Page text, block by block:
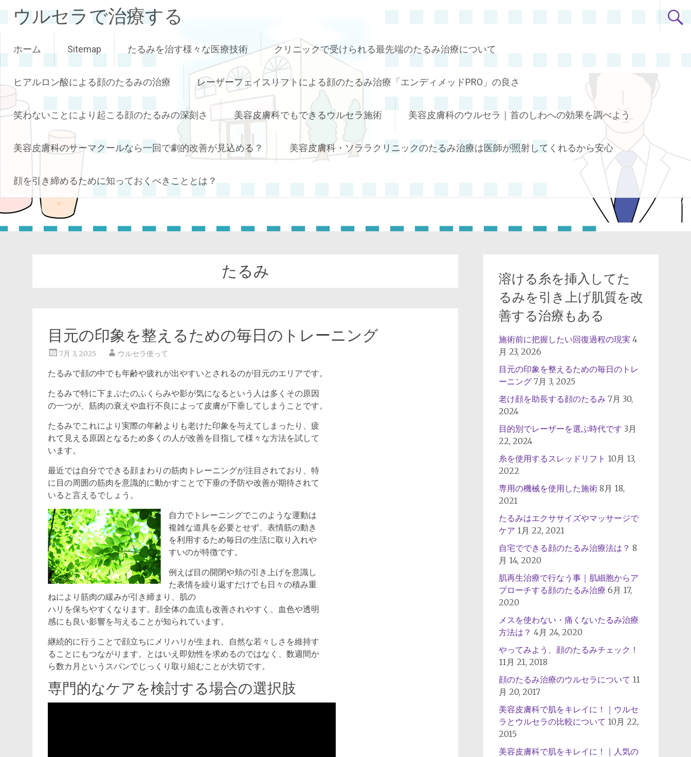
テ
プ
ウルセラで治療する
ホーム Sitemap たるみを治す様々な医療技術 クリニックで受けられる最先端のたるみ治療について
ヒアルロン酸による顔のたるみの治療 レーザーフェイスリフトによる顔のたるみ治療「エンディメッドPRO」の良さ
笑わないことにより起こる顔のたるみの深刻さ 美容皮膚科でもできるウルセラ施術 美容皮膚科のウルセラ｜首のしわへの効果を調べよう
美容皮膚科のサーマクールなら一回で劇的改善が見込める？ 美容皮膚科・ソララクリニックのたるみ治療は医師が照射してくれるから安心
顔を引き締めるために知っておくべきこととは？
たるみ
目元の印象を整えるための毎日のトレーニング
7月 3, 2025 ウルセラ使って
たるみで顔の中でも年齢や疲れが出やすいとされるのが目元のエリアです。
たるみで特に下まぶたのふくらみや影が気になるという人は多くその原因
の一つが、筋肉の衰えや血行不良によって皮膚が下垂してしまうことです。
たるみでこれにより実際の年齢よりも老けた印象を与えてしまったり、疲
れて見える原因となるため多くの人が改善を目指して様々な方法を試して
います。
最近では自分でできる顔まわりの筋肉トレーニングが注目されており、特
に目の周囲の筋肉を意識的に動かすことで下垂の予防や改善が期待されて
いると言えるでしょう。
自力でトレーニングでこのような運動は
複雑な道具を必要とせず、表情筋の動き
を利用するため毎日の生活に取り入れや
すいのが特徴です。
例えば目の開閉や頬の引き上げを意識し
た表情を繰り返すだけでも日々の積み重
ねにより筋肉の緩みが引き締まり、肌の
ハリを保ちやすくなります。顔全体の血流も改善されやすく、血色や透明
感にも良い影響を与えることが知られています。
継続的に行うことで顔立ちにメリハリが生まれ、自然な若々しさを維持す
ることにもつながります。とはいえ即効性を求めるのではなく、数週間か
ら数カ月というスパンでじっくり取り組むことが大切です。
専門的なケアを検討する場合の選択肢
溶ける糸を挿入してた
るみを引き上げ肌質を改
善する治療もある
施術前に把握したい回復過程の現実 4
月 23, 2026
目元の印象を整えるための毎日のトレ
ーニング 7月 3, 2025
老け顔を助長する顔のたるみ 7月 30,
2024
目的別でレーザーを選ぶ時代です 3月
22, 2024
糸を使用するスレッドリフト 10月 13,
2022
専用の機械を使用した施術 8月 18,
2021
たるみはエクササイズやマッサージで
ケア 1月 22, 2021
自宅でできる顔のたるみ治療法は？ 8
月 14, 2020
肌再生治療で行なう事｜肌細胞からア
プローチする顔のたるみ治療 6月 17,
2020
メスを使わない・痛くないたるみ治療
方法は？ 4月 24, 2020
やってみよう、顔のたるみチェック！
11月 21, 2018
顔のたるみ治療のウルセラについて 11
月 20, 2017
美容皮膚科で肌をキレイに！｜ウルセ
ラとウルセラの比較について 10月 22,
2015
美容皮膚科で肌をキレイに！｜人気の